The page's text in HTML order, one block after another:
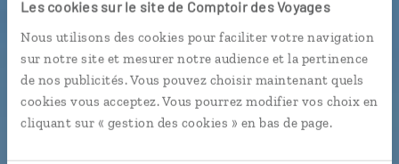
Les cookies sur le site de Comptoir des Voyages
Nous utilisons des cookies pour faciliter votre navigation
sur notre site et mesurer notre audience et la pertinence
de nos publicités. Vous pouvez choisir maintenant quels
cookies vous acceptez. Vous pourrez modifier vos choix en
cliquant sur « gestion des cookies » en bas de page.
Guide de voyage
Sénégal